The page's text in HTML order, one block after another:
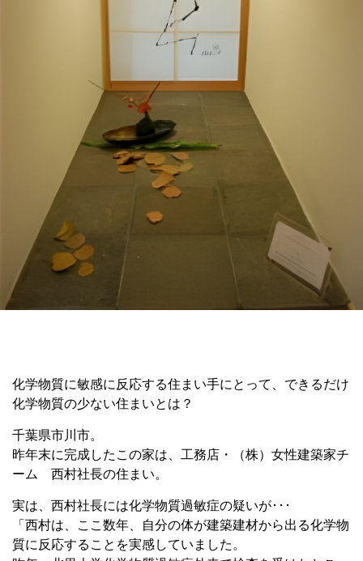
化学物質に敏感に反応する住まい手にとって、できるだけ
化学物質の少ない住まいとは？
千葉県市川市。
昨年末に完成したこの家は、工務店・（株）女性建築家チ
ーム 西村社長の住まい。
実は、西村社長には化学物質過敏症の疑いが･･･
「西村は、ここ数年、自分の体が建築建材から出る化学物
質に反応することを実感していました。